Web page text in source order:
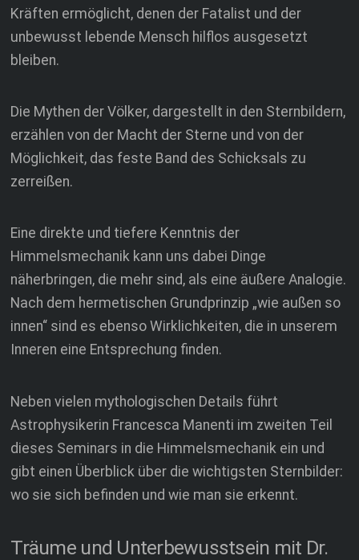
Kräften ermöglicht, denen der Fatalist und der
unbewusst lebende Mensch hilflos ausgesetzt
bleiben.
Die Mythen der Völker, dargestellt in den Sternbildern,
erzählen von der Macht der Sterne und von der
Möglichkeit, das feste Band des Schicksals zu
zerreißen.
Eine direkte und tiefere Kenntnis der
Himmelsmechanik kann uns dabei Dinge
näherbringen, die mehr sind, als eine äußere Analogie.
Nach dem hermetischen Grundprinzip „wie außen so
innen“ sind es ebenso Wirklichkeiten, die in unserem
Inneren eine Entsprechung finden.
Neben vielen mythologischen Details führt
Astrophysikerin Francesca Manenti im zweiten Teil
dieses Seminars in die Himmelsmechanik ein und
gibt einen Überblick über die wichtigsten Sternbilder:
wo sie sich befinden und wie man sie erkennt.
Träume und Unterbewusstsein mit Dr.